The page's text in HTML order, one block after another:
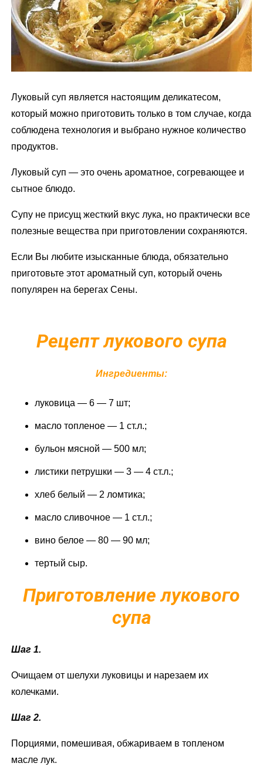
Луковый суп является настоящим деликатесом,
который можно приготовить только в том случае, когда
соблюдена технология и выбрано нужное количество
продуктов.
Луковый суп — это очень ароматное, согревающее и
сытное блюдо.
Супу не присущ жесткий вкус лука, но практически все
полезные вещества при приготовлении сохраняются.
Если Вы любите изысканные блюда, обязательно
приготовьте этот ароматный суп, который очень
популярен на берегах Сены.
Рецепт лукового супа
Ингредиенты:
луковица — 6 — 7 шт;
масло топленое — 1 ст.л.;
бульон мясной — 500 мл;
листики петрушки — 3 — 4 ст.л.;
хлеб белый — 2 ломтика;
масло сливочное — 1 ст.л.;
вино белое — 80 — 90 мл;
тертый сыр.
Приготовление лукового
супа
Шаг 1.
Очищаем от шелухи луковицы и нарезаем их
колечками.
Шаг 2.
Порциями, помешивая, обжариваем в топленом
масле лук.